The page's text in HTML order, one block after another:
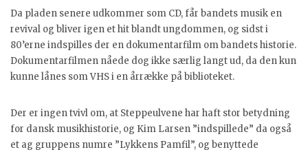
Da pladen senere udkommer som CD, får bandets musik en
revival og bliver igen et hit blandt ungdommen, og sidst i
80’erne indspilles der en dokumentarfilm om bandets historie.
Dokumentarfilmen nåede dog ikke særlig langt ud, da den kun
kunne lånes som VHS i en årrække på biblioteket.
Der er ingen tvivl om, at Steppeulvene har haft stor betydning
for dansk musikhistorie, og Kim Larsen ”indspillede” da også
et ag gruppens numre ”Lykkens Pamfil”, og benyttede